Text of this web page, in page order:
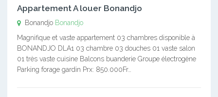
Appartement A louer Bonandjo
Bonandjo Bonandjo
Magnifique et vaste appartement 03 chambres disponible à
BONANDJO DLA1 03 chambre 03 douches 01 vaste salon
01 très vaste cuisine Balcons buanderie Groupe électrogène
Parking forage gardin Prx: 850.000Fr…